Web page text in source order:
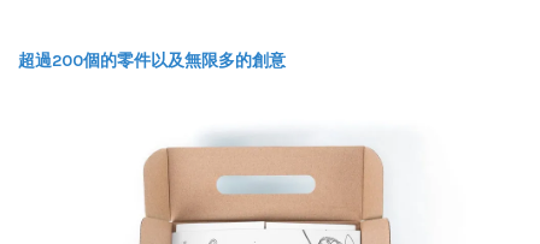
超過200個的零件以及無限多的創意